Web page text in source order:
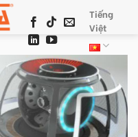
Tiếng
Việt